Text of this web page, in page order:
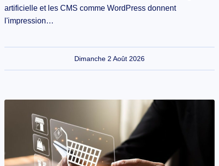
artificielle et les CMS comme WordPress donnent
l'impression…
Dimanche 2 Août 2026